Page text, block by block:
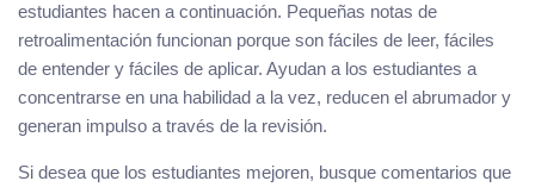
estudiantes hacen a continuación. Pequeñas notas de
retroalimentación funcionan porque son fáciles de leer, fáciles
de entender y fáciles de aplicar. Ayudan a los estudiantes a
concentrarse en una habilidad a la vez, reducen el abrumador y
generan impulso a través de la revisión.
Si desea que los estudiantes mejoren, busque comentarios que